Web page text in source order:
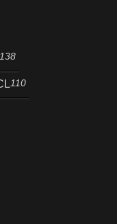
138
110